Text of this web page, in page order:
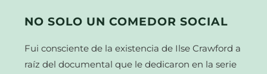
NO SOLO UN COMEDOR SOCIAL
Fui consciente de la existencia de Ilse Crawford a
raíz del documental que le dedicaron en la serie